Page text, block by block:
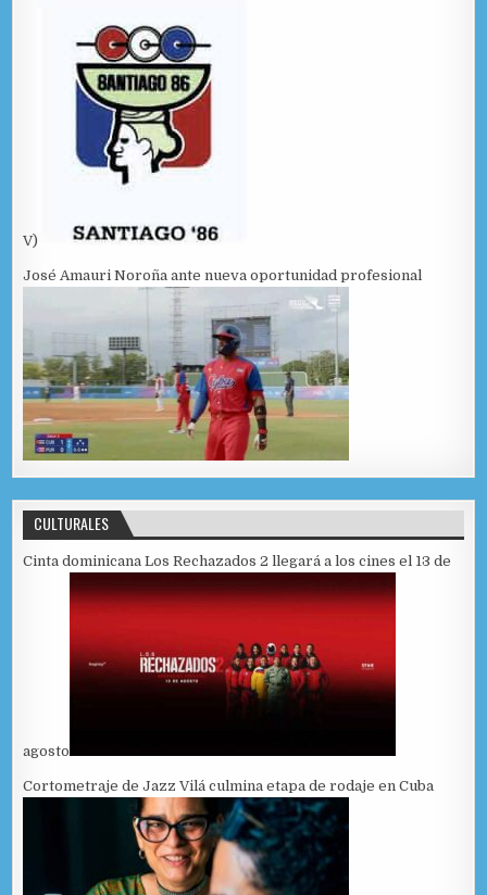
V)
José Amauri Noroña ante nueva oportunidad profesional
CULTURALES
Cinta dominicana Los Rechazados 2 llegará a los cines el 13 de
agosto
Cortometraje de Jazz Vilá culmina etapa de rodaje en Cuba